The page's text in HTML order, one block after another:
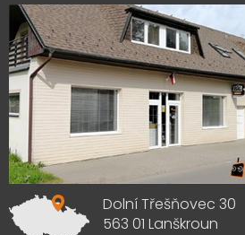
Dolní Třešňovec 30
563 01 Lanškroun